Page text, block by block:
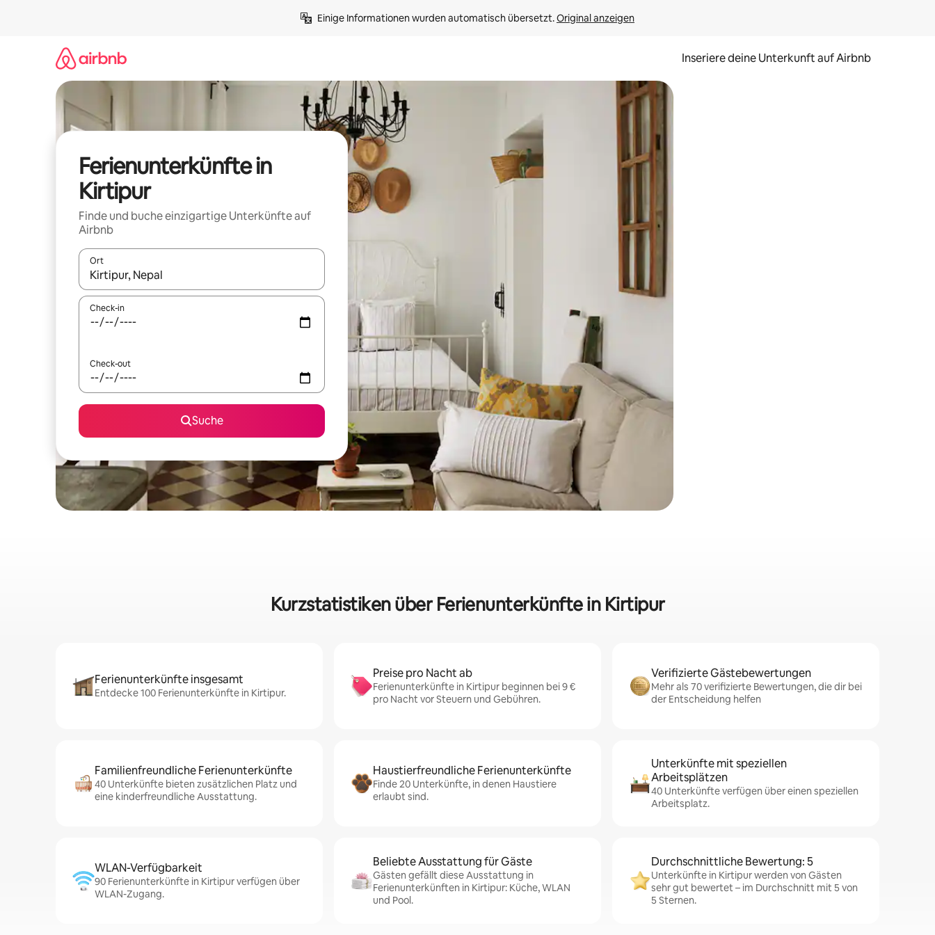
Einige Informationen wurden automatisch übersetzt. Original anzeigen
Inseriere deine Unterkunft auf Airbnb
Ferienunterkünfte in
Kirtipur
Finde und buche einzigartige Unterkünfte auf
Airbnb
Ort
Wenn Ergebnisse verfügbar sind, navigiere mit den Pfeiltasten nach oben und unten oder erkunde die Ergebnisse durch Berühren oder Wischgesten.
Check-in
Check-out
Suche
Kurzstatistiken über Ferienunterkünfte in Kirtipur
Ferienunterkünfte insgesamt
Entdecke 100 Ferienunterkünfte in Kirtipur.
Preise pro Nacht ab
Ferienunterkünfte in Kirtipur beginnen bei 9 €
pro Nacht vor Steuern und Gebühren.
Verifizierte Gästebewertungen
Mehr als 70 verifizierte Bewertungen, die dir bei
der Entscheidung helfen
Familienfreundliche Ferienunterkünfte
40 Unterkünfte bieten zusätzlichen Platz und
eine kinderfreundliche Ausstattung.
Haustierfreundliche Ferienunterkünfte
Finde 20 Unterkünfte, in denen Haustiere
erlaubt sind.
Unterkünfte mit speziellen
Arbeitsplätzen
40 Unterkünfte verfügen über einen speziellen
Arbeitsplatz.
WLAN-Verfügbarkeit
90 Ferienunterkünfte in Kirtipur verfügen über
WLAN-Zugang.
Beliebte Ausstattung für Gäste
Gästen gefällt diese Ausstattung in
Ferienunterkünften in Kirtipur: Küche, WLAN
und Pool.
Durchschnittliche Bewertung: 5
Unterkünfte in Kirtipur werden von Gästen
sehr gut bewertet – im Durchschnitt mit 5 von
5 Sternen.